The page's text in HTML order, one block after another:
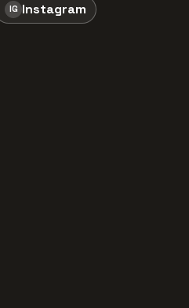
IG Instagram